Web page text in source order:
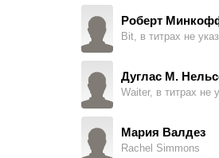
Роберт
Bit, в титрах не
Дуглас М.
Waiter, в титрах не
Мария Валдез
Rachel Simmons